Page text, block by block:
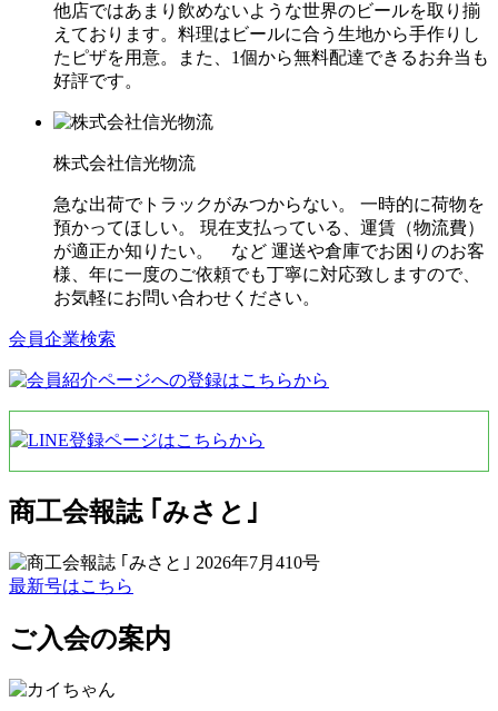
他店ではあまり飲めないような世界のビールを取り揃
えております。料理はビールに合う生地から手作りし
たピザを用意。また、1個から無料配達できるお弁当も
好評です。
株式会社信光物流
急な出荷でトラックがみつからない。 一時的に荷物を
預かってほしい。 現在支払っている、運賃（物流費）
が適正か知りたい。 など 運送や倉庫でお困りのお客
様、年に一度のご依頼でも丁寧に対応致しますので、
お気軽にお問い合わせください。
会員企業検索
商工会報誌 ｢みさと｣
最新号はこちら
ご入会の案内